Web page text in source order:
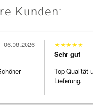
Kunden:
06.08.2026 ★★★★★
Sehr gut
Top Qualität
Lieferung.